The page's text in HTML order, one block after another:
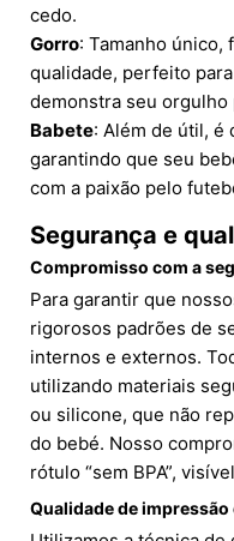
cedo.
Gorro: Tamanho único,
qualidade, perfeito
demonstra seu
Babete: Além de útil, é
garantindo que seu
com a paixão pelo
Segurança e
Compromisso com a
Para garantir que
rigorosos padrões de
internos e externos.
utilizando materiais
ou silicone, que não
do bebé. Nosso
rótulo “sem BPA”,
Qualidade de impressão